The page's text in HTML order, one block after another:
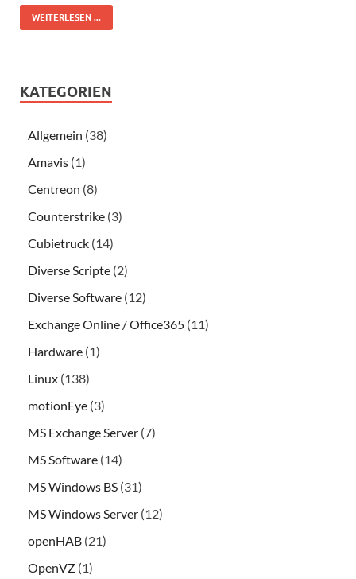
WEITERLESEN ...
KATEGORIEN
Allgemein (38)
Amavis (1)
Centreon (8)
Counterstrike (3)
Cubietruck (14)
Diverse Scripte (2)
Diverse Software (12)
Exchange Online / Office365 (11)
Hardware (1)
Linux (138)
motionEye (3)
MS Exchange Server (7)
MS Software (14)
MS Windows BS (31)
MS Windows Server (12)
openHAB (21)
OpenVZ (1)